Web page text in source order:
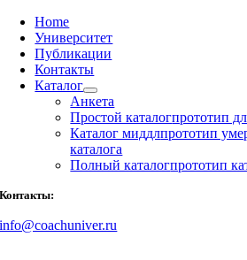
Home
Университет
Публикации
Контакты
Каталог
Анкета
Простой каталогпрототип
Каталог миддлпрототип
каталога
Полный каталогпрототип
Контакты:
info@coachuniver.ru